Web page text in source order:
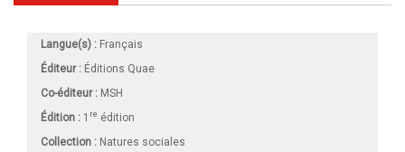
Langue(s) : Français
Éditeur : Éditions Quae
Co-éditeur : MSH
Édition : 1 re édition
Collection : Natures sociales